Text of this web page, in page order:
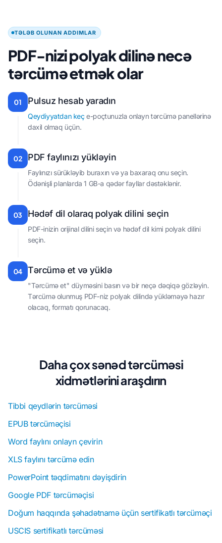
TƏLƏB OLUNAN ADDIMLAR
PDF-nizi polyak dilinə necə
tərcümə etmək olar
01 Pulsuz hesab yaradın
Qeydiyyatdan keçe-poçtunuzla onlayn tərcümə panellərinə
daxil olmaq üçün.
02 PDF faylınızı yükləyin
Faylınızı sürükləyib buraxın və ya baxaraq onu seçin.
Ödənişli planlarda 1 GB-a qədər fayllar dəstəklənir.
03 Hədəf dil olaraq polyak dilini seçin
PDF-inizin orijinal dilini seçin və hədəf dil kimi polyak dilini
seçin.
04 Tərcümə et və yüklə
"Tərcümə et" düyməsini basın və bir neçə dəqiqə gözləyin.
Tərcümə olunmuş PDF-niz polyak dilində yükləməyə hazır
olacaq, formatı qorunacaq.
Daha çox sənəd tərcüməsi
xidmətlərini araşdırın
Tibbi qeydlərin tərcüməsi
EPUB tərcüməçisi
Word faylını onlayn çevirin
XLS faylını tərcümə edin
PowerPoint təqdimatını dəyişdirin
Google PDF tərcüməçisi
Doğum haqqında şəhadətnamə üçün sertifikatlı tərcüməçi
USCIS sertifikatlı tərcüməsi